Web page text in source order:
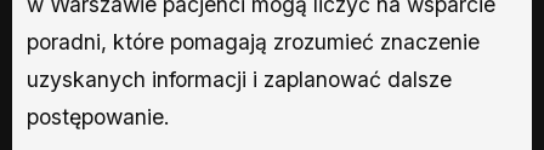
poradni, które pomagają zrozumieć znaczenie
uzyskanych informacji i zaplanować dalsze
postępowanie.